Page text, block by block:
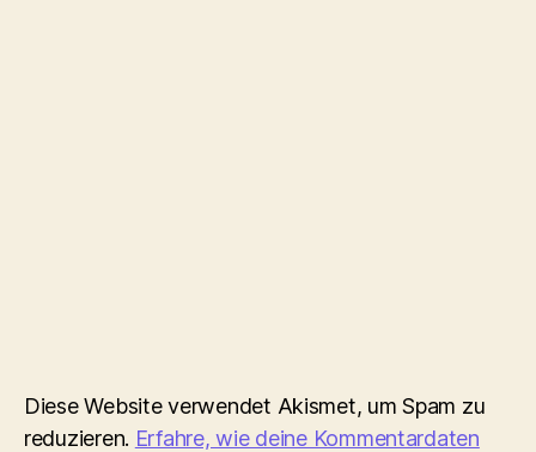
Diese Website verwendet Akismet, um Spam zu
reduzieren. Erfahre, wie deine Kommentardaten